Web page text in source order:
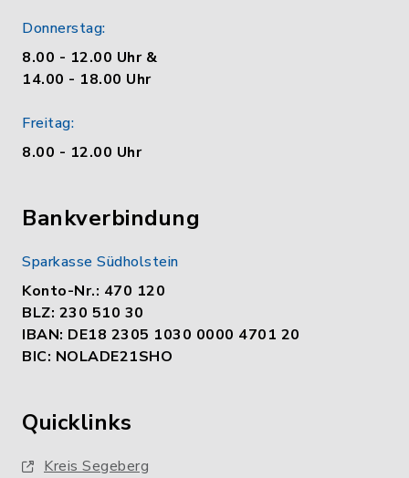
Donnerstag:
8.00 - 12.00 Uhr &
14.00 - 18.00 Uhr
Freitag:
8.00 - 12.00 Uhr
Bankverbindung
Sparkasse Südholstein
Konto-Nr.: 470 120
BLZ: 230 510 30
IBAN: DE18 2305 1030 0000 4701 20
BIC: NOLADE21SHO
Quicklinks
Kreis Segeberg